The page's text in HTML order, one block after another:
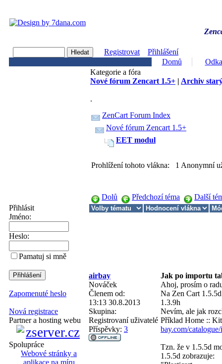
Registrovat
Přihlášení
Domů
Přihlásit
Jméno:
Heslo:
Pamatuj si mně
Zapomenuté heslo
Nová registrace
Partner a hosting webu
Spolupráce
Webové stránky a
aplikace na míru
Kategorie a fóra
Nové fórum Zencart 1.5+ | Archiv
.
ZenCart Forum Index
Nové fórum Zencart 1.5+
EET modul
Prohlížení tohoto vlákna: 1 Anonymní
Dolů Předchozí téma Další
airbay
Jak po importu
Nováček
Členem od:
13:13 30.8.2013
Skupina:
Registrovaní uživatelé
Příspěvky: 3
Ahoj, prosím o
Na Zen Cart
1.3.9h
Nevím, ale jak
Příklad Home ::
bay.com/
Tzn. že v 1.5.5d
1.5.5d zobrazuje: